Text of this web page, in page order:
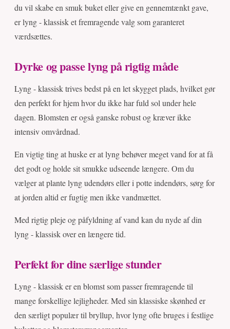
du vil skabe en smuk buket eller give en gennemtænkt gave,
er lyng - klassisk et fremragende valg som garanteret
værdsættes.
Dyrke og passe lyng på rigtig måde
Lyng - klassisk trives bedst på en let skygget plads, hvilket gør
den perfekt for hjem hvor du ikke har fuld sol under hele
dagen. Blomsten er også ganske robust og kræver ikke
intensiv omvårdnad.
En vigtig ting at huske er at lyng behøver meget vand for at få
det godt og holde sit smukke udseende længere. Om du
vælger at plante lyng udendørs eller i potte indendørs, sørg for
at jorden altid er fugtig men ikke vandmættet.
Med rigtig pleje og påfyldning af vand kan du nyde af din
lyng - klassisk over en længere tid.
Perfekt for dine særlige stunder
Lyng - klassisk er en blomst som passer fremragende til
mange forskellige lejligheder. Med sin klassiske skønhed er
den særligt populær til bryllup, hvor lyng ofte bruges i festlige